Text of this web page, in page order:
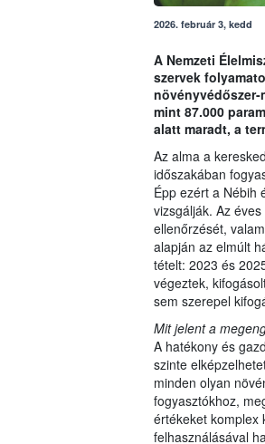
2026. február 3, kedd
A Nemzeti
szervek
növényvédőszer-
mint 87.000
alatt maradt, a
Az alma a
időszakában
Épp ezért a Nébih
vizsgálják. Az
ellenőrzését,
alapján az elmúlt
tételt: 2023 és
végeztek,
sem szerepel
Mit jelent a
A hatékony és
szinte
minden olyan
fogyasztókhoz,
értékeket komplex
felhasználásával